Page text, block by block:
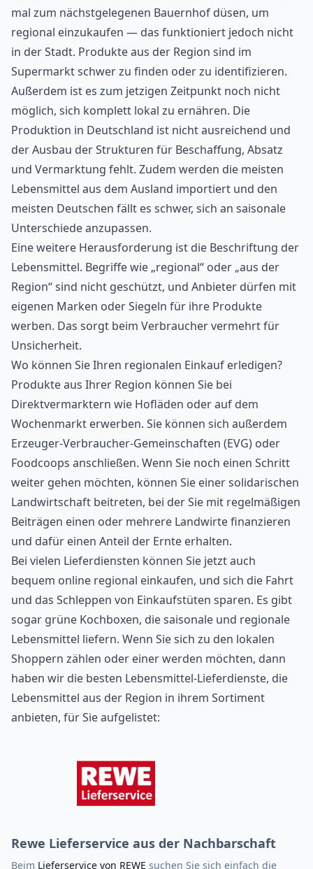
mal zum nächstgelegenen Bauernhof düsen, um
regional einzukaufen — das funktioniert jedoch nicht
in der Stadt. Produkte aus der Region sind im
Supermarkt schwer zu finden oder zu identifizieren.
Außerdem ist es zum jetzigen Zeitpunkt noch nicht
möglich, sich komplett lokal zu ernähren. Die
Produktion in Deutschland ist nicht ausreichend und
der Ausbau der Strukturen für Beschaffung, Absatz
und Vermarktung fehlt. Zudem werden die meisten
Lebensmittel aus dem Ausland importiert und den
meisten Deutschen fällt es schwer, sich an saisonale
Unterschiede anzupassen.
Eine weitere Herausforderung ist die Beschriftung der
Lebensmittel. Begriffe wie „regional“ oder „aus der
Region“ sind nicht geschützt, und Anbieter dürfen mit
eigenen Marken oder Siegeln für ihre Produkte
werben. Das sorgt beim Verbraucher vermehrt für
Unsicherheit.
Wo können Sie Ihren regionalen Einkauf erledigen?
Produkte aus Ihrer Region können Sie bei
Direktvermarktern wie Hofläden oder auf dem
Wochenmarkt erwerben. Sie können sich außerdem
Erzeuger-Verbraucher-Gemeinschaften (EVG) oder
Foodcoops anschließen. Wenn Sie noch einen Schritt
weiter gehen möchten, können Sie einer solidarischen
Landwirtschaft beitreten, bei der Sie mit regelmäßigen
Beiträgen einen oder mehrere Landwirte finanzieren
und dafür einen Anteil der Ernte erhalten.
Bei vielen Lieferdiensten können Sie jetzt auch
bequem online regional einkaufen, und sich die Fahrt
und das Schleppen von Einkaufstüten sparen. Es gibt
sogar grüne Kochboxen, die saisonale und regionale
Lebensmittel liefern. Wenn Sie sich zu den lokalen
Shoppern zählen oder einer werden möchten, dann
haben wir die besten Lebensmittel-Lieferdienste, die
Lebensmittel aus der Region in ihrem Sortiment
anbieten, für Sie aufgelistet:
Rewe Lieferservice aus der Nachbarschaft
Beim Lieferservice von REWE suchen Sie sich einfach die